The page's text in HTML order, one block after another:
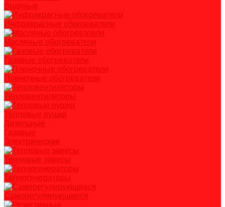
Водяные
Инфракрасные обогреватели
Масляные обогреватели
Газовые обогреватели
Пленочные обогреватели
Тепловентиляторы
Тепловые пушки
Дизельные
Газовые
Электрические
Тепловые завесы
Теплогенераторы
Саморегулирующиеся